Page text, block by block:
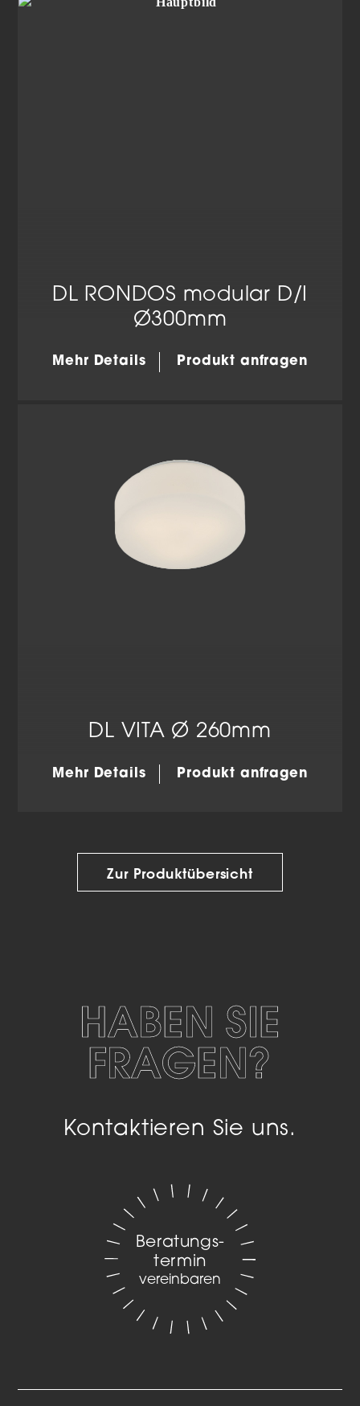
DL RONDOS modular D/I
Ø300mm
Mehr Details Produkt anfragen
DL VITA Ø 260mm
Mehr Details Produkt anfragen
Zur Produktübersicht
HABEN SIE
FRAGEN?
Kontaktieren Sie uns.
Beratungs­
termin
vereinbaren
Cookie-Informationen anzeigen